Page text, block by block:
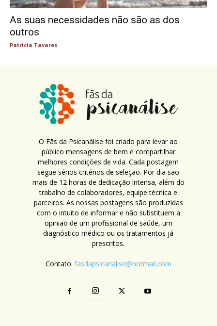
As suas necessidades não são as dos
outros
Patricia Tavares
O Fãs da Psicanálise foi criado para levar ao
público mensagens de bem e compartilhar
melhores condições de vida. Cada postagem
segue sérios critérios de seleção. Por dia são
mais de 12 horas de dedicação intensa, além do
trabalho de colaboradores, equipe técnica e
parceiros. As nossas postagens são produzidas
com o intuito de informar e não substituem a
opinião de um profissional de saúde, um
diagnóstico médico ou os tratamentos já
prescritos.
Contato: fasdapsicanalise@hotmail.com